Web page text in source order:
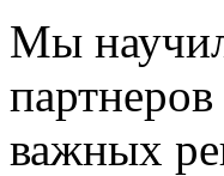
Мы
важных